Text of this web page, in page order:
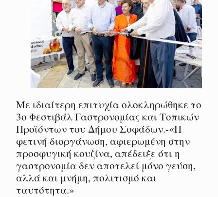
Με ιδιαίτερη επιτυχία ολοκληρώθηκε το
3ο Φεστιβάλ Γαστρονομίας και Τοπικών
Προϊόντων του Δήμου Σοφάδων.-«Η
φετινή διοργάνωση, αφιερωμένη στην
προσφυγική κουζίνα, απέδειξε ότι η
γαστρονομία δεν αποτελεί μόνο γεύση,
αλλά και μνήμη, πολιτισμό και
ταυτότητα.»